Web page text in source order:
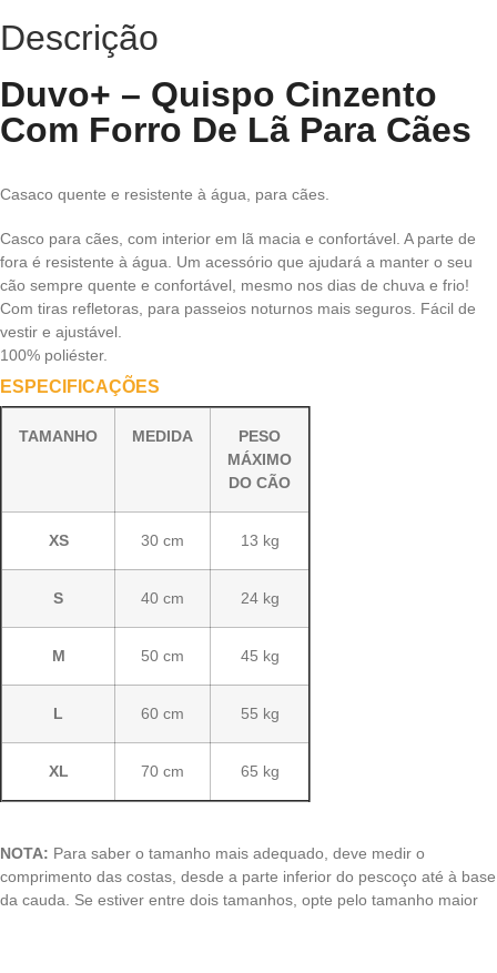
Descrição
Duvo+ – Quispo Cinzento
Com Forro De Lã Para Cães
Casaco quente e resistente à água, para cães.
Casco para cães, com interior em lã macia e confortável. A parte de
fora é resistente à água. Um acessório que ajudará a manter o seu
cão sempre quente e confortável, mesmo nos dias de chuva e frio!
Com tiras refletoras, para passeios noturnos mais seguros. Fácil de
vestir e ajustável.
100% poliéster.
ESPECIFICAÇÕES
TAMANHO MEDIDA
PESO
MÁXIMO
DO CÃO
XS 30 cm 13 kg
S 40 cm 24 kg
M 50 cm 45 kg
L 60 cm 55 kg
XL 70 cm 65 kg
NOTA: Para saber o tamanho mais adequado, deve medir o
comprimento das costas, desde a parte inferior do pescoço até à base
da cauda. Se estiver entre dois tamanhos, opte pelo tamanho maior